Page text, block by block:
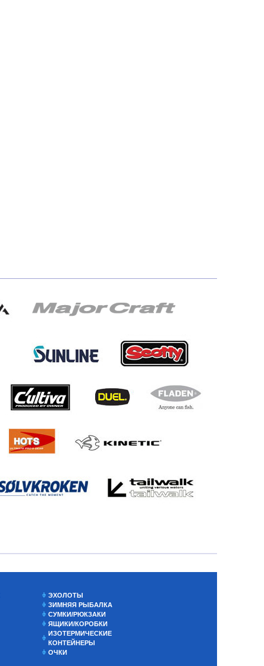
ЭХОЛОТЫ
ЗИМНЯЯ РЫБАЛКА
СУМКИ/РЮКЗАКИ
ЯЩИКИ/КОРОБКИ
ИЗОТЕРМИЧЕСКИЕ
КОНТЕЙНЕРЫ
ОЧКИ